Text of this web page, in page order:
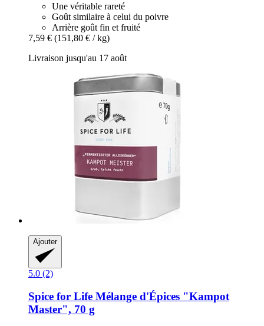
Une véritable rareté
Goût similaire à celui du poivre
Arrière goût fin et fruité
7,59 € (151,80 € / kg)
Livraison jusqu'au 17 août
Ajouter
5.0 (2)
Spice for Life Mélange d'Épices "Kampot
Master", 70 g